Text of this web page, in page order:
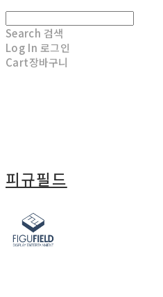
Search 검색
Log In 로그인
Cart장바구니
피규필드